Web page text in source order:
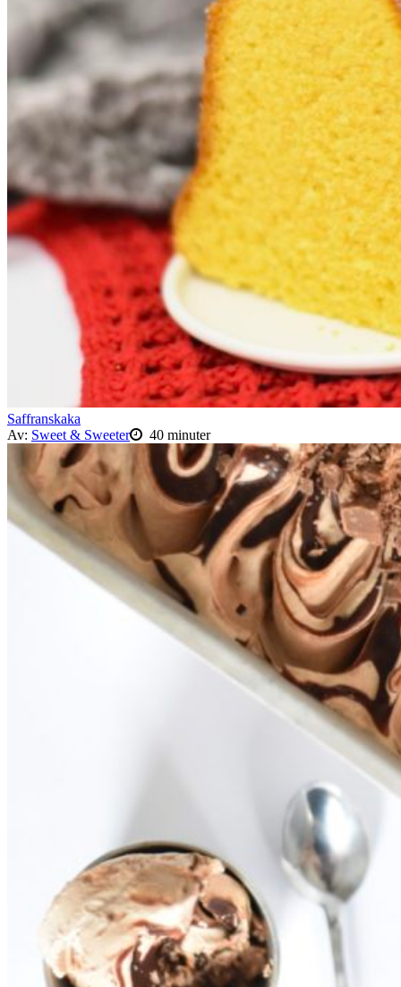
Saffranskaka
Av: Sweet & Sweeter 40 minuter